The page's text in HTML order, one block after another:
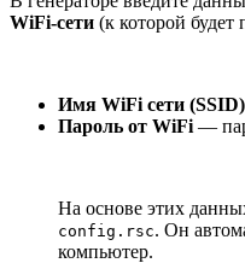
WiFi-сети (к которой будет
Имя WiFi сети (SSID)
Пароль от WiFi —
На основе этих
config.rsc. Он
компьютер.